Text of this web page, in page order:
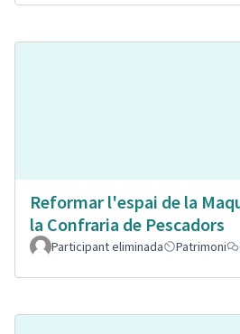
Reformar l'espai de la
la Confraria de Pescadors
Participant eliminada Patrimoni